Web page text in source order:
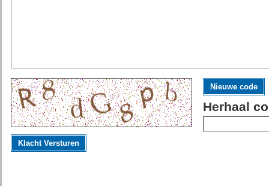
Nieuwe code
Herhaal
Klacht Versturen